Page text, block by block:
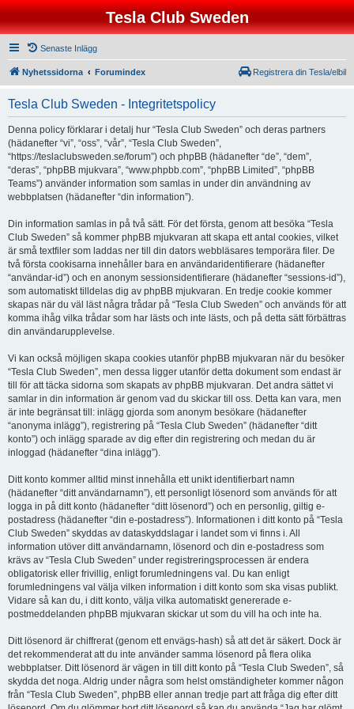
Tesla Club Sweden
Senaste Inlägg
Nyhetssidorna Forumindex Registrera din Tesla/elbil
Tesla Club Sweden - Integritetspolicy
Denna policy förklarar i detalj hur “Tesla Club Sweden” och deras partners
(hädanefter “vi”, “oss”, “vår”, “Tesla Club Sweden”,
“https://teslaclubsweden.se/forum”) och phpBB (hädanefter “de”, “dem”,
“deras”, “phpBB mjukvara”, “www.phpbb.com”, “phpBB Limited”, “phpBB
Teams”) använder information som samlas in under din användning av
webbplatsen (hädanefter “din information”).
Din information samlas in på två sätt. För det första, genom att besöka “Tesla
Club Sweden” så kommer phpBB mjukvaran att skapa ett antal cookies, vilket
är små textfiler som laddas ner till din dators webbläsares temporära filer. De
två första cookisarna innehåller bara en användaridentifierare (hädanefter
“användar-id”) och en anonym sessionsidentifierare (hädanefter “sessions-id”),
som automatiskt tilldelas dig av phpBB mjukvaran. En tredje cookie kommer
skapas när du väl läst några trådar på “Tesla Club Sweden” och används för att
komma ihåg vilka trådar som har lästs och inte lästs, och på detta sätt förbättras
din användarupplevelse.
Vi kan också möjligen skapa cookies utanför phpBB mjukvaran när du besöker
“Tesla Club Sweden”, men dessa ligger utanför detta dokument som endast är
till för att täcka sidorna som skapats av phpBB mjukvaran. Det andra sättet vi
samlar in din information är genom vad du skickar till oss. Detta kan vara, men
är inte begränsat till: inlägg gjorda som anonym besökare (hädanefter
“anonyma inlägg”), registrering på “Tesla Club Sweden” (hädanefter “ditt
konto”) och inlägg sparade av dig efter din registrering och medan du är
inloggad (hädanefter “dina inlägg”).
Ditt konto kommer alltid minst innehålla ett unikt identifierbart namn
(hädanefter “ditt användarnamn”), ett personligt lösenord som används för att
logga in på ditt konto (hädanefter “ditt lösenord”) och en personlig, giltig e-
postadress (hädanefter “din e-postadress”). Informationen i ditt konto på “Tesla
Club Sweden” skyddas av dataskyddslagar i landet som vi finns i. All
information utöver ditt användarnamn, lösenord och din e-postadress som
krävs av “Tesla Club Sweden” under registreringsprocessen är endera
obligatorisk eller frivillig, enligt forumledningens val. Du kan enligt
forumledningens val välja vilken information i ditt konto som ska visas publikt.
Vidare så kan du, i ditt konto, välja vilka automatiskt genererade e-
postmeddelanden phpBB mjukvaran skickar ut som du vill ha och inte ha.
Ditt lösenord är chiffrerat (genom ett envägs-hash) så att det är säkert. Dock är
det rekommenderat att du inte använder samma lösenord på flera olika
webbplatser. Ditt lösenord är vägen in till ditt konto på “Tesla Club Sweden”, så
skydda det noga. Aldrig under några som helst omständigheter kommer någon
från “Tesla Club Sweden”, phpBB eller annan tredje part att fråga dig efter ditt